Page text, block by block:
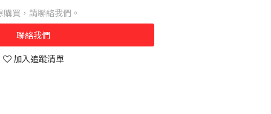
購買，請聯絡我們。
聯絡我們
加入追蹤清單